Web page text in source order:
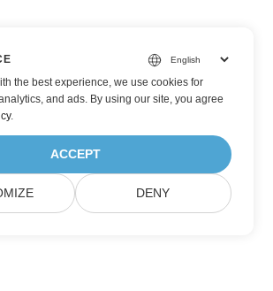
the best experience, we use cookies for
and ads. By using our site, you agree
.
ACCEPT
DENY